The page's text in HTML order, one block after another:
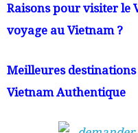
Raisons pour visiter le
voyage au Vietnam ?
Meilleures
Vietnam Authentique